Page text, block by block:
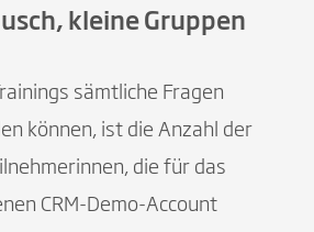
kleine Gruppen
sämtliche Fragen
können, ist die Anzahl der
die für das
CRM-Demo-Account